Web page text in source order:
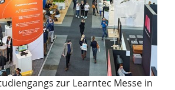
zur Learntec Messe in